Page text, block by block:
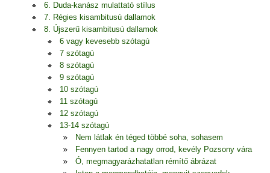
6. Duda-kanász mulattató stílus
7. Régies kisambitusú dallamok
8. Újszerű kisambitusú dallamok
6 vagy kevesebb szótagú
7 szótagú
8 szótagú
9 szótagú
10 szótagú
11 szótagú
12 szótagú
13-14 szótagú
Nem látlak én téged többé soha, sohasem
Fennyen tartod a nagy orrod, kevély Pozsony vára
Ó, megmagyarázhatatlan rémítő ábrázat